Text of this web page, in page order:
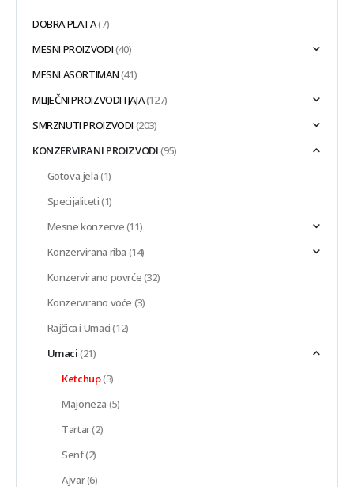
DOBRA PLATA(7)
MESNI PROIZVODI(40)
MESNI ASORTIMAN(41)
MLIJEČNI PROIZVODI I JAJA(127)
SMRZNUTI PROIZVODI (203)
KONZERVIRANI PROIZVODI(95)
Gotova jela(1)
Specijaliteti(1)
Mesne konzerve(11)
Konzervirana riba (14)
Konzervirano povrće(32)
Konzervirano voće (3)
Rajčica i Umaci(12)
Umaci(21)
Ketchup(3)
Majoneza (5)
Tartar(2)
Senf(2)
Ajvar(6)